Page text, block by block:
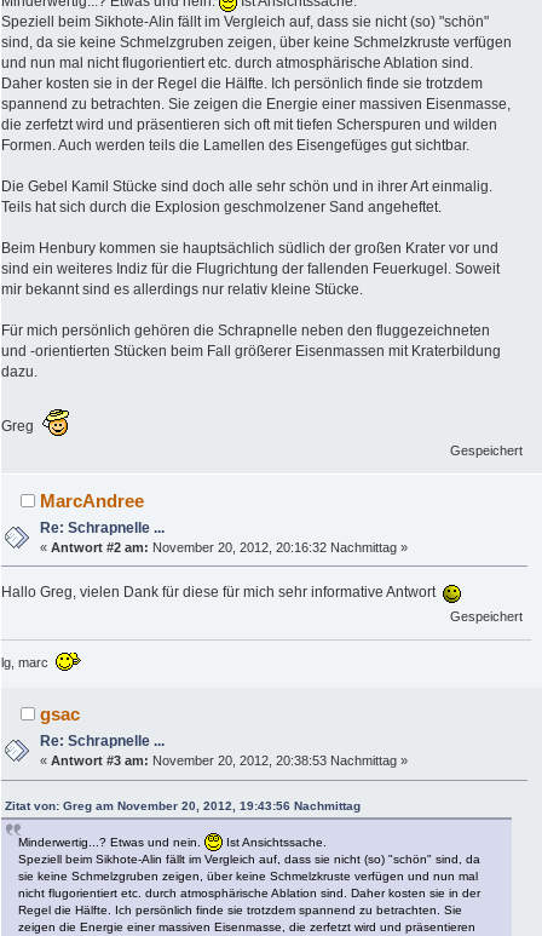
Speziell beim Sikhote-Alin fällt im Vergleich auf, dass sie nicht (so) "schön"
sind, da sie keine Schmelzgruben zeigen, über keine Schmelzkruste verfügen
und nun mal nicht flugorientiert etc. durch atmosphärische Ablation sind.
Daher kosten sie in der Regel die Hälfte. Ich persönlich finde sie trotzdem
spannend zu betrachten. Sie zeigen die Energie einer massiven Eisenmasse,
die zerfetzt wird und präsentieren sich oft mit tiefen Scherspuren und wilden
Formen. Auch werden teils die Lamellen des Eisengefüges gut sichtbar.
Die Gebel Kamil Stücke sind doch alle sehr schön und in ihrer Art einmalig.
Teils hat sich durch die Explosion geschmolzener Sand angeheftet.
Beim Henbury kommen sie hauptsächlich südlich der großen Krater vor und
sind ein weiteres Indiz für die Flugrichtung der fallenden Feuerkugel. Soweit
mir bekannt sind es allerdings nur relativ kleine Stücke.
Für mich persönlich gehören die Schrapnelle neben den fluggezeichneten
und -orientierten Stücken beim Fall größerer Eisenmassen mit Kraterbildung
dazu.
Greg
Gespeichert
MarcAndree
Re: Schrapnelle ...
«Antwort #2 am: November 20, 2012, 20:16:32 Nachmittag »
Hallo Greg, vielen Dank für diese für mich sehr informative Antwort
Gespeichert
lg, marc
gsac
Re: Schrapnelle ...
«Antwort #3 am: November 20, 2012, 20:38:53 Nachmittag »
Zitat von: Greg am November 20, 2012, 19:43:56 Nachmittag
Minderwertig...? Etwas und nein.
Ist Ansichtssache.
Speziell beim Sikhote-Alin fällt im Vergleich auf, dass sie nicht (so) "schön" sind, da
sie keine Schmelzgruben zeigen, über keine Schmelzkruste verfügen und nun mal
nicht flugorientiert etc. durch atmosphärische Ablation sind. Daher kosten sie in der
Regel die Hälfte. Ich persönlich finde sie trotzdem spannend zu betrachten. Sie
zeigen die Energie einer massiven Eisenmasse, die zerfetzt wird und präsentieren